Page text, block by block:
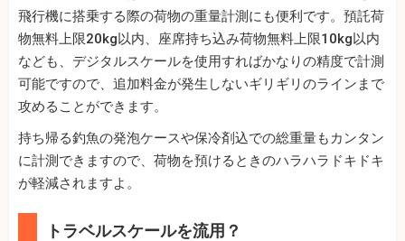
飛行機に搭乗する際の荷物の重量計測にも便利です。預託荷
物無料上限20kg以内、座席持ち込み荷物無料上限10kg以内
なども、デジタルスケールを使用すればかなりの精度で計測
可能ですので、追加料金が発生しないギリギリのラインまで
攻めることができます。
持ち帰る釣魚の発泡ケースや保冷剤込での総重量もカンタン
に計測できますので、荷物を預けるときのハラハラドキドキ
が軽減されますよ。
トラベルスケールを流用？